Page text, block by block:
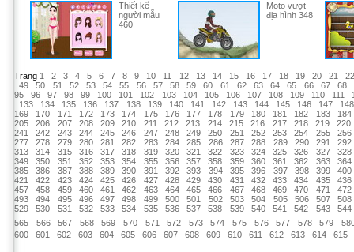
Thiết kế
người mẫu
460
Moto vượt
địa hình 348
Trang 1 2 3 4 5 6 7 8 9 10 11 12 13 14 15 16 17 18 19 20 21
22
49
50 51 52 53 54 55 56 57 58 59 60 61 62 63 64 65 66 67
68
95
96 97 98 99 100 101 102 103 104 105 106 107 108 109 110 111
133
134 135 136 137 138 139 140 141 142 143 144 145 146 147
148
169
170 171 172 173 174 175 176 177 178 179 180 181 182 183
184
205
206 207 208 209 210 211 212 213 214 215 216 217 218 219
220
241
242 243 244 245 246 247 248 249 250 251 252 253 254 255
256
277
278 279 280 281 282 283 284 285 286 287 288 289 290 291
292
313
314 315 316 317 318 319 320 321 322 323 324 325 326 327
328
349
350 351 352 353 354 355 356 357 358 359 360 361 362 363
364
385
386 387 388 389 390 391 392 393 394 395 396 397 398 399
400
421
422 423 424 425 426 427 428 429 430 431 432 433 434 435
436
457
458 459 460 461 462 463 464 465 466 467 468 469 470 471
472
493
494 495 496 497 498 499 500 501 502 503 504 505 506 507
508
529
530 531 532 533 534 535 536 537 538 539 540 541 542 543
544
565
566 567 568 569 570 571 572 573 574 575 576 577 578 579
600
601 602 603 604 605 606 607 608 609 610 611 612 613 614 615